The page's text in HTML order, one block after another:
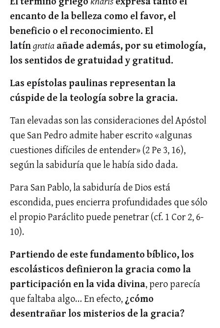
encanto de la belleza como el favor, el
beneficio o el reconocimiento. El
latíngratiaañade además, por su etimología,
los sentidos de gratuidad y gratitud.
Las epístolas paulinas representan la
cúspide de la teología sobre la gracia.
Tan elevadas son las consideraciones del Apóstol
que San Pedro admite haber escrito «algunas
cuestiones difíciles de entender» (2 Pe 3, 16),
según la sabiduría que le había sido dada.
Para San Pablo, la sabiduría de Dios está
escondida, pues encierra profundidades que sólo
el propio Paráclito puede penetrar (cf. 1 Cor 2, 6-
10).
Partiendo de este fundamento bíblico, los
escolásticos definieron la gracia como la
participación en la vida divina, pero parecía
que faltaba algo… En efecto,¿cómo
desentrañar los misterios de la gracia?